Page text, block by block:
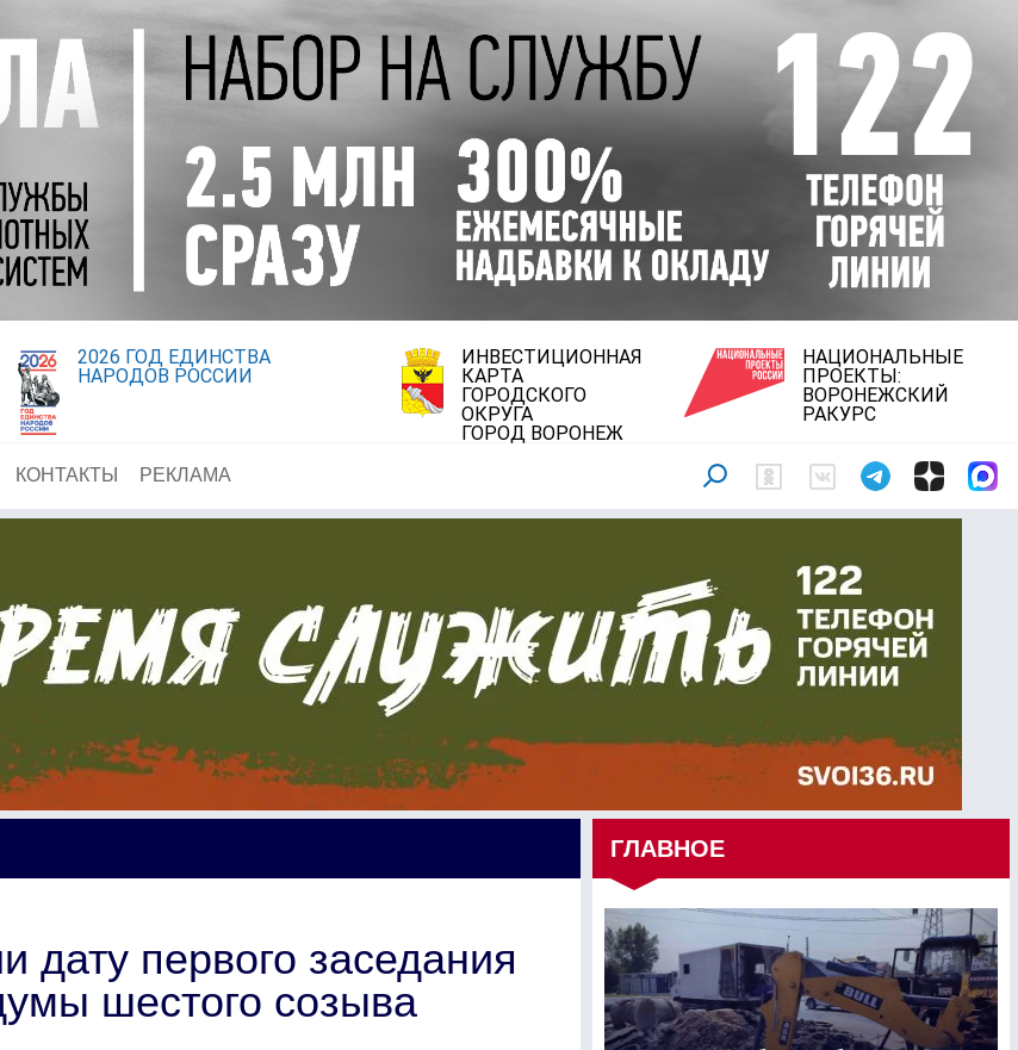
2026 ГОД ЕДИНСТВА
НАРОДОВ РОССИИ
ИНВЕСТИЦИОННАЯ
КАРТА
ГОРОДСКОГО
ОКРУГА
ГОРОД ВОРОНЕЖ
НАЦИОНАЛЬНЫЕ
ПРОЕКТЫ:
ВОРОНЕЖСКИЙ
РАКУРС
КОНТАКТЫ РЕКЛАМА
дату первого заседания
шестого созыва
ГЛАВНОЕ